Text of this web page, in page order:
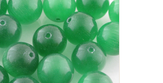
нитки